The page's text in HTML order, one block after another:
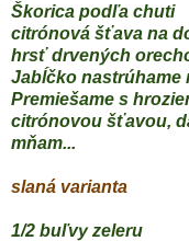
Škorica podľa chuti
citrónová šťava na
hrsť drvených
Jabĺčko nastrúhame
Premiešame s
citrónovou šťavou,
mňam...
slaná varianta
1/2 buľvy zeleru